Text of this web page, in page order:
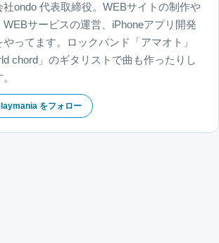
社ondo 代表取締役。WEBサイトの制作や
WEBサービスの運営、iPhoneアプリ開発
やってます。ロックバンド「アマオト」
chord」のギタリストで曲も作ったりし
をフォロー